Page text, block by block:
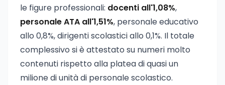
le figure professionali: docenti all'1,08%,
personale ATA all'1,51%, personale educativo
allo 0,8%, dirigenti scolastici allo 0,1%. Il totale
complessivo si è attestato su numeri molto
contenuti rispetto alla platea di quasi un
milione di unità di personale scolastico.